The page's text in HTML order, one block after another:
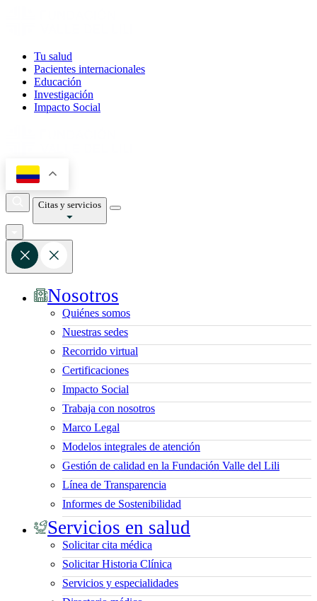
Tu salud
Pacientes internacionales
Educación
Investigación
Impacto Social
Citas y servicios
Nosotros
Quiénes somos
Nuestras sedes
Recorrido virtual
Certificaciones
Impacto Social
Trabaja con nosotros
Marco Legal
Modelos integrales de atención
Gestión de calidad en la Fundación Valle del Lili
Línea de Transparencia
Informes de Sostenibilidad
Servicios en salud
Solicitar cita médica
Solicitar Historia Clínica
Servicios y especialidades